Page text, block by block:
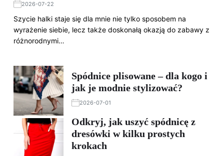
2026-07-22
Szycie halki staje się dla mnie nie tylko sposobem na
wyrażenie siebie, lecz także doskonałą okazją do zabawy z
różnorodnymi…
Spódnice plisowane – dla kogo i
jak je modnie stylizować?
2026-07-01
Odkryj, jak uszyć spódnicę z
dresówki w kilku prostych
krokach